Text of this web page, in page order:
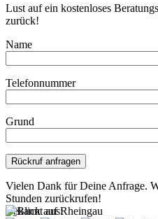
Lust auf ein kostenloses
zurück!
Name
Telefonnummer
Grund
Vielen Dank für Deine Anfrage.
Stunden zurückrufen!
Bekannt aus: